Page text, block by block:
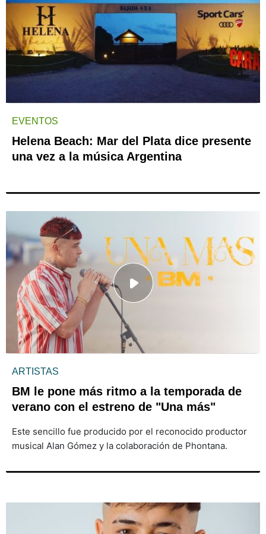
EVENTOS
Helena Beach: Mar del Plata dice presente
una vez a la música Argentina
ARTISTAS
BM le pone más ritmo a la temporada de
verano con el estreno de "Una más"
Este sencillo fue producido por el reconocido productor
musical Alan Gómez y la colaboración de Phontana.